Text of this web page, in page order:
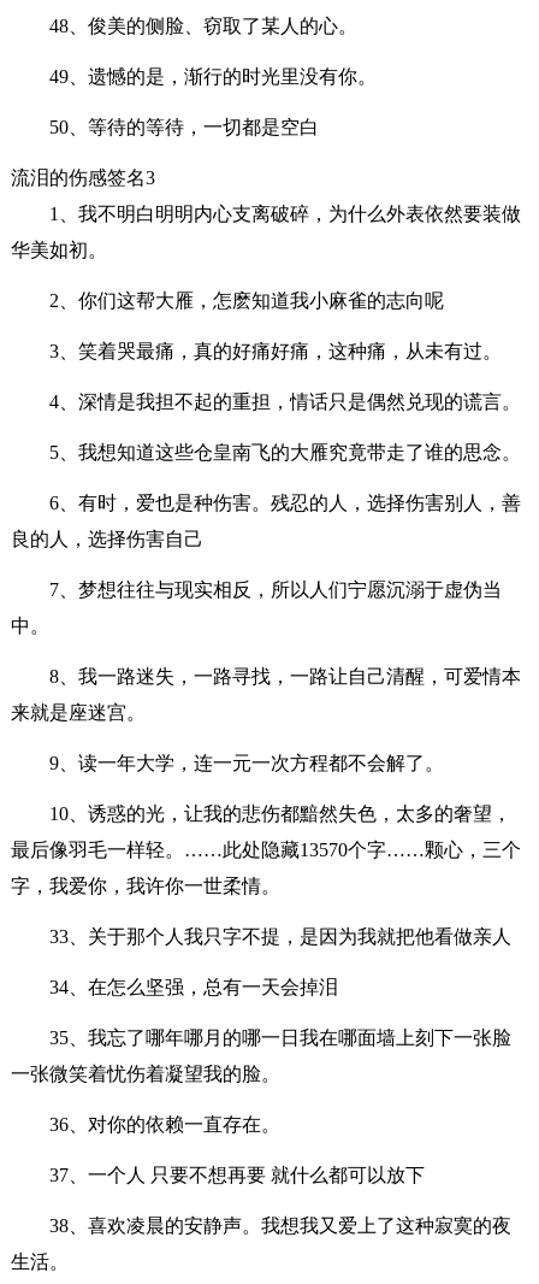
48、俊美的侧脸、窃取了某人的心。
49、遗憾的是，渐行的时光里没有你。
50、等待的等待，一切都是空白
流泪的伤感签名3
1、我不明白明明内心支离破碎，为什么外表依然要装做
华美如初。
2、你们这帮大雁，怎麽知道我小麻雀的志向呢
3、笑着哭最痛，真的好痛好痛，这种痛，从未有过。
4、深情是我担不起的重担，情话只是偶然兑现的谎言。
5、我想知道这些仓皇南飞的大雁究竟带走了谁的思念。
6、有时，爱也是种伤害。残忍的人，选择伤害别人，善
良的人，选择伤害自己
7、梦想往往与现实相反，所以人们宁愿沉溺于虚伪当
中。
8、我一路迷失，一路寻找，一路让自己清醒，可爱情本
来就是座迷宫。
9、读一年大学，连一元一次方程都不会解了。
10、诱惑的光，让我的悲伤都黯然失色，太多的奢望，
最后像羽毛一样轻。 ……此处隐藏13570个字……颗心，三个
字，我爱你，我许你一世柔情。
33、关于那个人我只字不提，是因为我就把他看做亲人
34、在怎么坚强，总有一天会掉泪
35、我忘了哪年哪月的哪一日我在哪面墙上刻下一张脸
一张微笑着忧伤着凝望我的脸。
36、对你的依赖一直存在。
37、一个人 只要不想再要 就什么都可以放下
38、喜欢凌晨的安静声。我想我又爱上了这种寂寞的夜
生活。